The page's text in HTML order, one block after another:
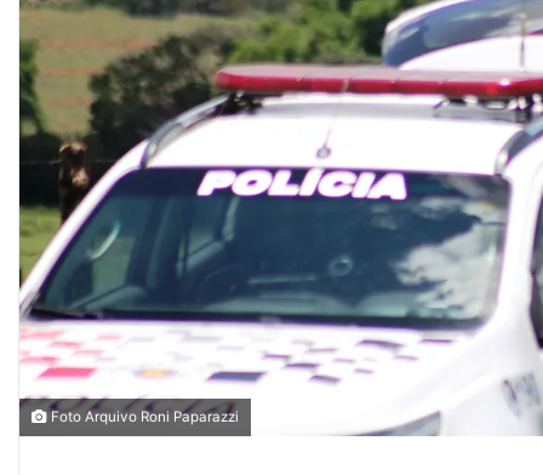
Foto Arquivo Roni Paparazzi